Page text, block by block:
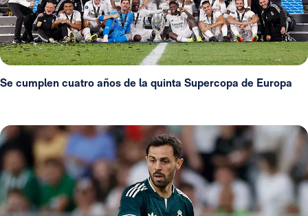
Se cumplen cuatro años de la quinta Supercopa de Europa